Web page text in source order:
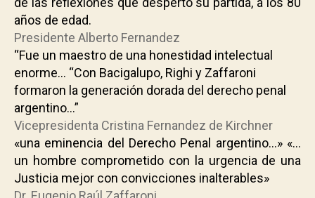
años de edad.
Presidente Alberto Fernandez
“Fue un maestro de una honestidad intelectual
enorme… “Con Bacigalupo, Righi y Zaffaroni
formaron la generación dorada del derecho penal
argentino…”
Vicepresidenta Cristina Fernandez de Kirchner
«una eminencia del Derecho Penal argentino…» «…
un hombre comprometido con la urgencia de una
Justicia mejor con convicciones inalterables»